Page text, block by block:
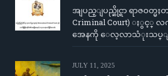
အျပည္ျပည္ဆိုင္ရာ ရာဇဝတ္မႈ
Criminal Court) ႏွင့္ လက္
အေနကို ေလ့လာသံုးသပ္ျ
JULY 11, 2025